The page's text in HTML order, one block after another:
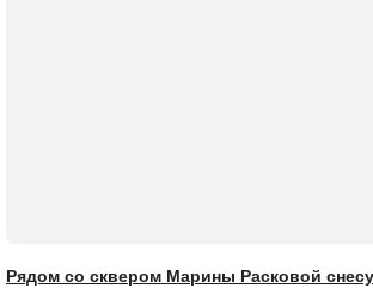
Рядом со сквером Марины Расковой